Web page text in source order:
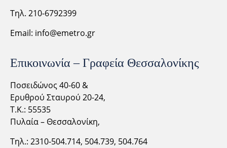
Τηλ. 210-6792399
Email: info@emetro.gr
Επικοινωνία – Γραφεία Θεσσαλονίκης
Ποσειδώνος 40-60 &
Ερυθρού Σταυρού 20-24,
Τ.Κ.: 55535
Πυλαία – Θεσσαλονίκη,
Τηλ.: 2310-504.714, 504.739, 504.764